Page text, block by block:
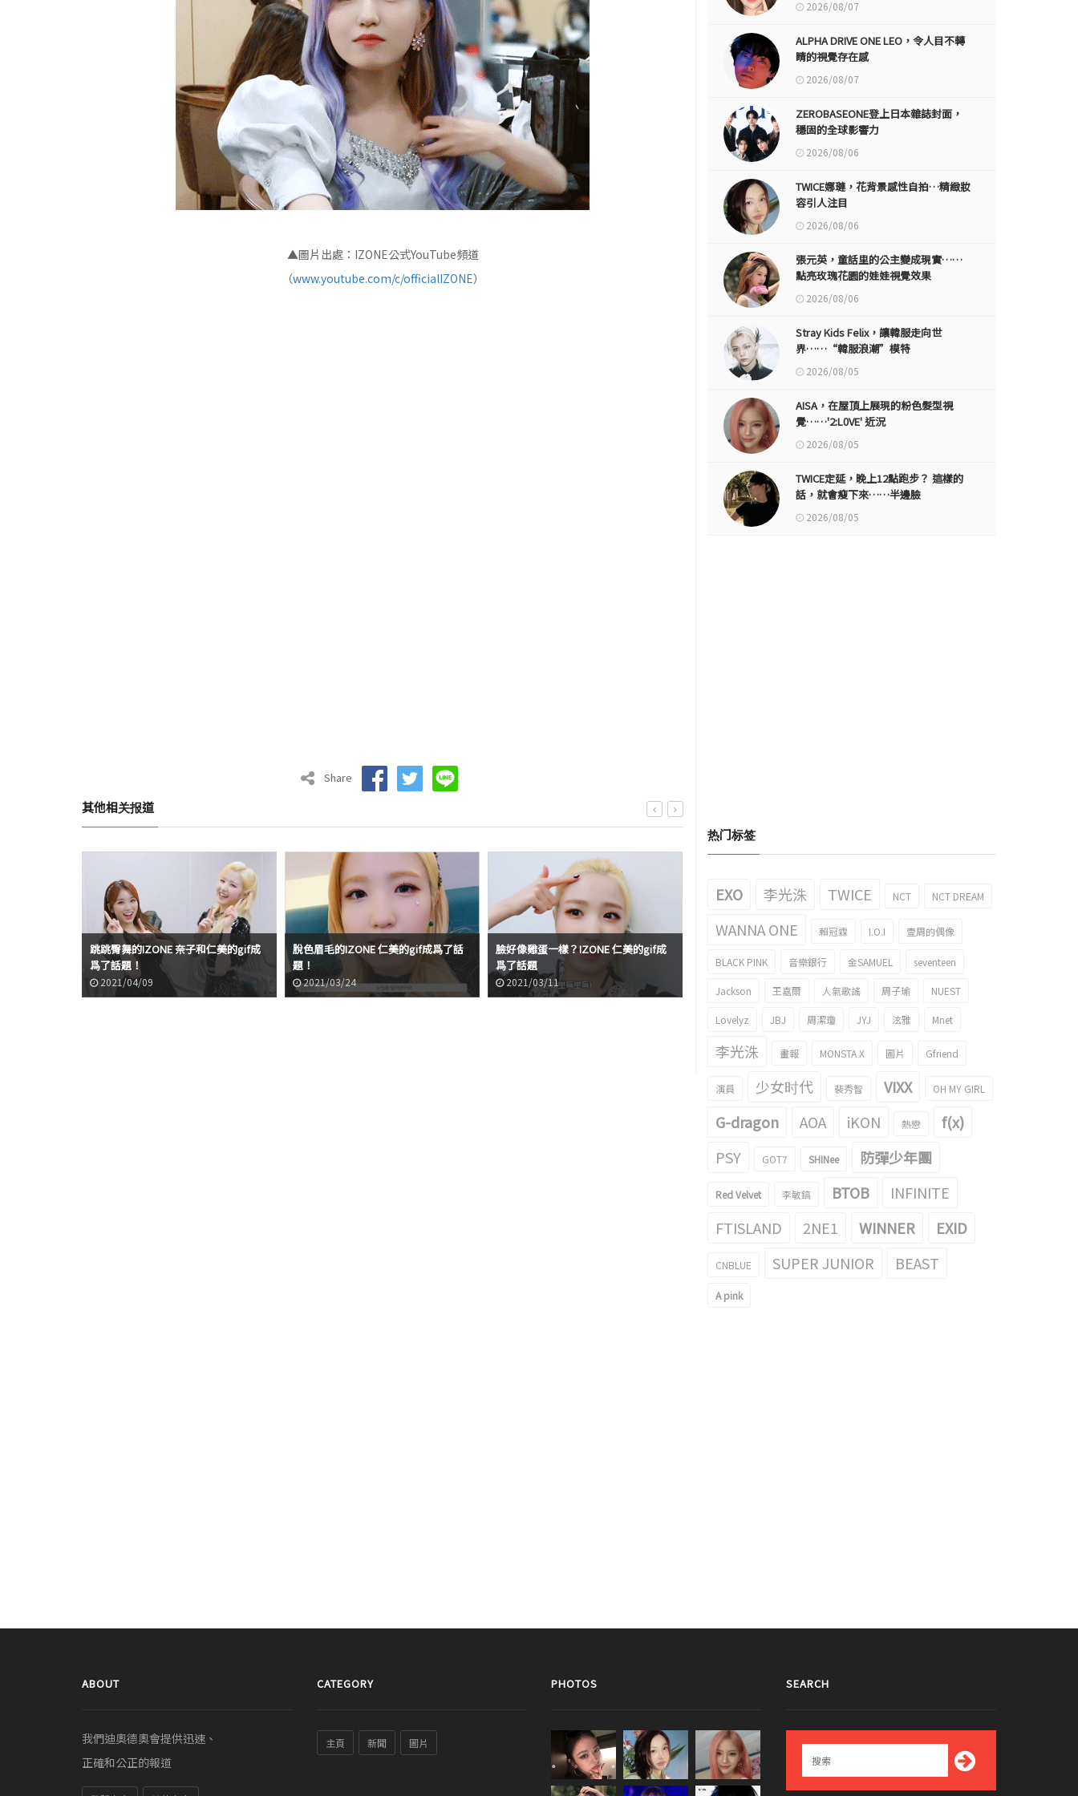
▲圖片出處：IZONE公式YouTube頻道
（www.youtube.com/c/officialIZONE）
Share
其他相关报道
跳跳臀舞的IZONE 奈子和仁美的gif成
爲了話題！
2021/04/09
脫色眉毛的IZONE 仁美的gif成爲了話
題！
2021/03/24
臉好像雞蛋一樣？IZONE 仁美的gif成
爲了話題
2021/03/11
題！
gif引起了話題！
2026/08/07
ALPHA DRIVE ONE LEO，令人目不轉
睛的視覺存在感
2026/08/07
ZEROBASEONE登上日本雜誌封面，
穩固的全球影響力
2026/08/06
TWICE娜璉，花背景感性自拍…精緻妝
容引人注目
2026/08/06
張元英，童話里的公主變成現實……
點亮玫瑰花園的娃娃視覺效果
2026/08/06
Stray Kids Felix，讓韓服走向世
界……“韓服浪潮”模特
2026/08/05
AISA，在屋頂上展現的粉色髮型視
覺……'2:L0VE' 近況
2026/08/05
TWICE定延，晚上12點跑步？ 這樣的
話，就會瘦下來……半邊臉
2026/08/05
热门标签
EXO 李光洙 TWICE NCT NCT DREAM
WANNA ONE 賴冠霖 I.O.I 壹周的偶像
BLACK PINK 音樂銀行 金SAMUEL seventeen
Jackson 王嘉爾 人氣歌謠 周子瑜 NUEST
Lovelyz JBJ 周潔瓊 JYJ 泫雅 Mnet
李光洙 畫報 MONSTA X 圖片 Gfriend
演員 少女时代 裴秀智 VIXX OH MY GIRL
G-dragon AOA iKON 熱戀
f(x)
PSY
GOT7 SHINee 防彈少年團
Red Velvet 李敏鎬 BTOB
INFINITE
FTISLAND
2NE1 WINNER EXID
CNBLUE SUPER JUNIOR BEAST
A pink
ABOUT
我們迪奧德奧會提供迅速、
正確和公正的報道
CATEGORY
主頁 新聞 圖片
PHOTOS SEARCH